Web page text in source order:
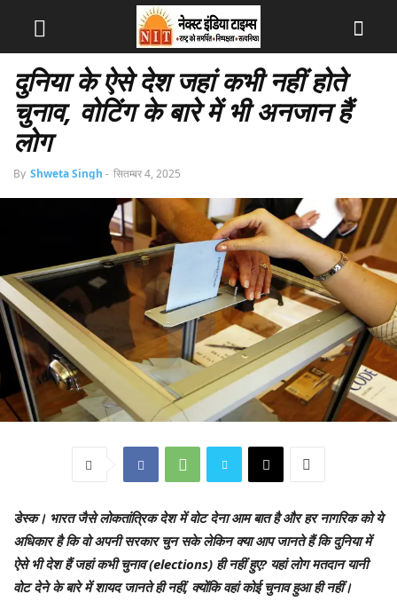
दुनिया के ऐसे देश जहां कभी नहीं होते
चुनाव, वोटिंग के बारे में भी अनजान हैं
लोग
By Shweta Singh - सितम्बर 4, 2025
डेस्क। भारत जैसे लोकतांत्रिक देश में वोट देना आम बात है और हर नागरिक को ये
अधिकार है कि वो अपनी सरकार चुन सके लेकिन क्या आप जानते हैं कि दुनिया में
ऐसे भी देश हैं जहां कभी चुनाव (elections) ही नहीं हुए? यहां लोग मतदान यानी
वोट देने के बारे में शायद जानते ही नहीं, क्योंकि वहां कोई चुनाव हुआ ही नहीं।